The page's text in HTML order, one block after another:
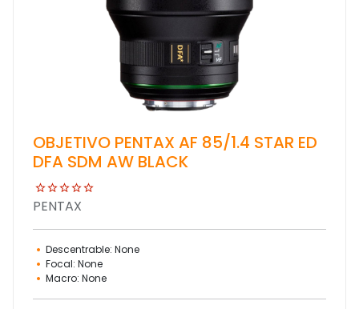
OBJETIVO PENTAX AF 85/1.4 STAR ED
DFA SDM AW BLACK
PENTAX
Descentrable: None
Focal: None
Macro: None